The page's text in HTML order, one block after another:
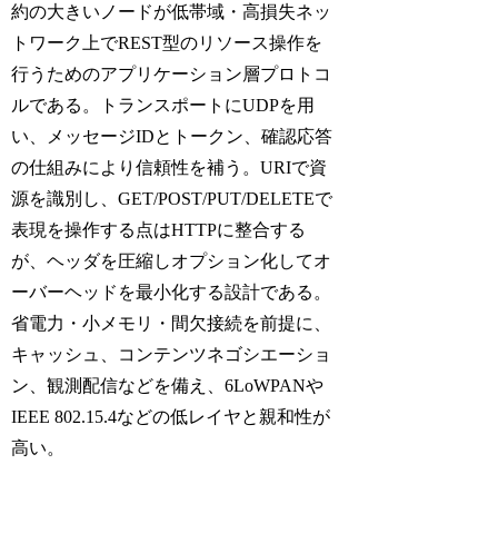
約の大きいノードが低帯域・高損失ネッ
トワーク上でREST型のリソース操作を
行うためのアプリケーション層プロトコ
ルである。トランスポートにUDPを用
い、メッセージIDとトークン、確認応答
の仕組みにより信頼性を補う。URIで資
源を識別し、GET/POST/PUT/DELETEで
表現を操作する点はHTTPに整合する
が、ヘッダを圧縮しオプション化してオ
ーバーヘッドを最小化する設計である。
省電力・小メモリ・間欠接続を前提に、
キャッシュ、コンテンツネゴシエーショ
ン、観測配信などを備え、6LoWPANや
IEEE 802.15.4などの低レイヤと親和性が
高い。